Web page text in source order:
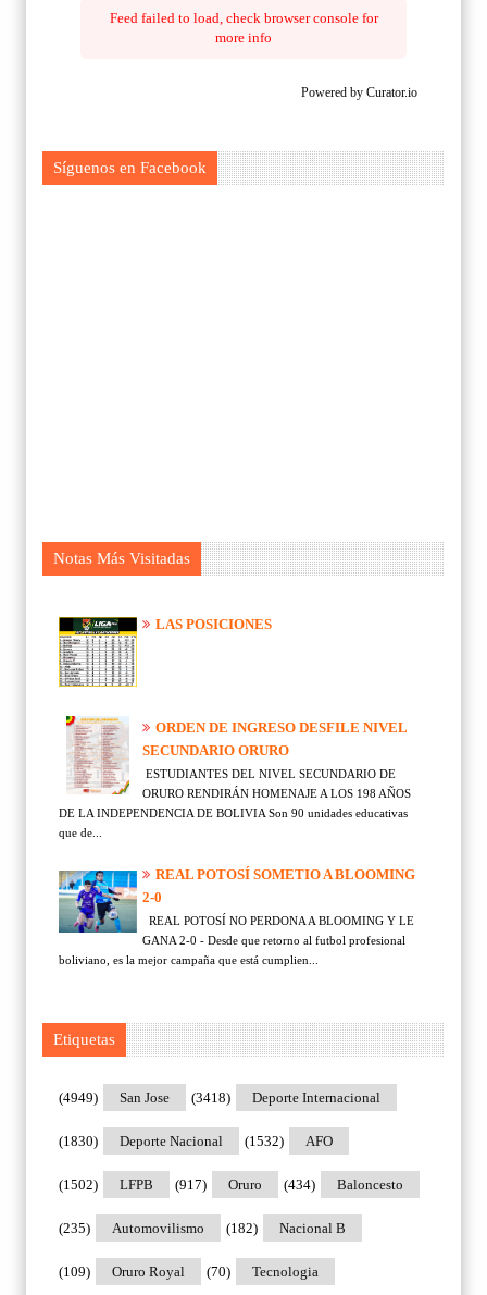
Feed failed to load, check browser console for
more info
Powered by Curator.io
Síguenos en Facebook
Notas Más Visitadas
LAS POSICIONES
ORDEN DE INGRESO DESFILE NIVEL
SECUNDARIO ORURO
ESTUDIANTES DEL NIVEL SECUNDARIO DE
ORURO RENDIRÁN HOMENAJE A LOS 198 AÑOS
DE LA INDEPENDENCIA DE BOLIVIA Son 90 unidades educativas
que de...
REAL POTOSÍ SOMETIO A BLOOMING
2-0
REAL POTOSÍ NO PERDONA A BLOOMING Y LE
GANA 2-0 - Desde que retorno al futbol profesional
boliviano, es la mejor campaña que está cumplien...
Etiquetas
San Jose
(4949) Deporte Internacional
(3418)
Deporte Nacional
(1830) AFO
(1532)
LFPB
(1502) Oruro
(917) Baloncesto
(434)
Automovilismo
(235) Nacional B
(182)
Oruro Royal
(109) Tecnologia
(70)